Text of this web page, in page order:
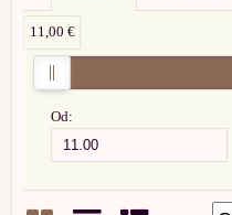
Od:
11,00 €